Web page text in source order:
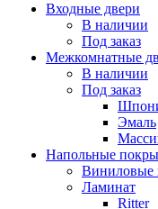
Входные двери
В наличии
Под заказ
Межкомнатные
В наличии
Под заказ
Эмаль
Напольные
Виниловые
Ламинат
Ritter